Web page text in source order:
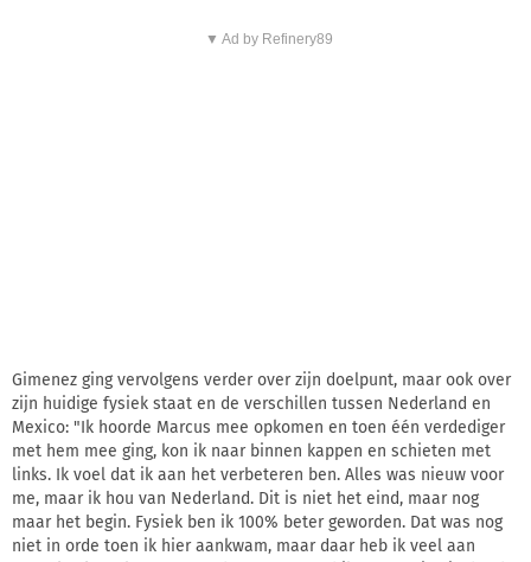
▼ Ad by Refinery89
Gimenez ging vervolgens verder over zijn doelpunt, maar ook over
zijn huidige fysiek staat en de verschillen tussen Nederland en
Mexico: "Ik hoorde Marcus mee opkomen en toen één verdediger
met hem mee ging, kon ik naar binnen kappen en schieten met
links. Ik voel dat ik aan het verbeteren ben. Alles was nieuw voor
me, maar ik hou van Nederland. Dit is niet het eind, maar nog
maar het begin. Fysiek ben ik 100% beter geworden. Dat was nog
niet in orde toen ik hier aankwam, maar daar heb ik veel aan